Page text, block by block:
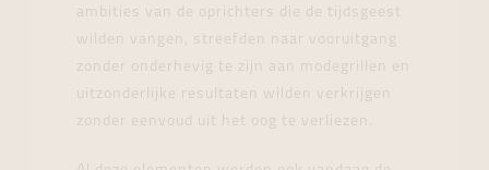
ambities van de oprichters die de tijdsgeest
wilden vangen, streefden naar vooruitgang
zonder onderhevig te zijn aan modegrillen en
uitzonderlijke resultaten wilden verkrijgen
zonder eenvoud uit het oog te verliezen.